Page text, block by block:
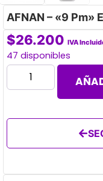
AFNAN – «9 Pm»
$26.200 IVA
47 disponibles